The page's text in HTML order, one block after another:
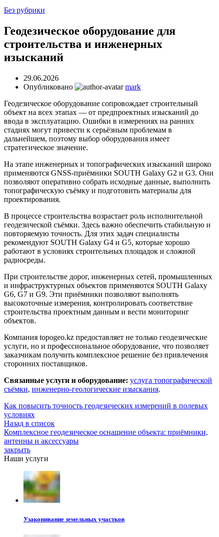
Без рубрики
Геодезическое оборудование для
строительства и инженерных
изысканий
29.06.2026
Опубликовано
mark
Геодезическое оборудование сопровождает строительный
объект на всех этапах — от предпроектных изысканий до
ввода в эксплуатацию. Ошибки в измерениях на ранних
стадиях могут привести к серьёзным проблемам в
дальнейшем, поэтому выбор оборудования имеет
стратегическое значение.
На этапе инженерных и топографических изысканий широко
применяются GNSS-приёмники SOUTH Galaxy G2 и G3. Они
позволяют оперативно собрать исходные данные, выполнить
топографическую съёмку и подготовить материалы для
проектирования.
В процессе строительства возрастает роль исполнительной
геодезической съёмки. Здесь важно обеспечить стабильную и
повторяемую точность. Для этих задач специалисты
рекомендуют SOUTH Galaxy G4 и G5, которые хорошо
работают в условиях строительных площадок и сложной
радиосреды.
При строительстве дорог, инженерных сетей, промышленных
и инфраструктурных объектов применяются SOUTH Galaxy
G6, G7 и G9. Эти приёмники позволяют выполнять
высокоточные измерения, контролировать соответствие
строительства проектным данным и вести мониторинг
объектов.
Компания topogeo.kz предоставляет не только геодезические
услуги, но и профессиональное оборудование, что позволяет
заказчикам получить комплексное решение без привлечения
сторонних поставщиков.
Связанные услуги и оборудование: услуга топографической
съёмки, инженерно-геологические изыскания.
Как повысить точность геодезических измерений в полевых
условиях
Назад в список
Комплексное геодезическое оснащение объекта: приёмники,
антенны и аксессуары
закрыть
Наши услуги
Узаконивание земельных участков